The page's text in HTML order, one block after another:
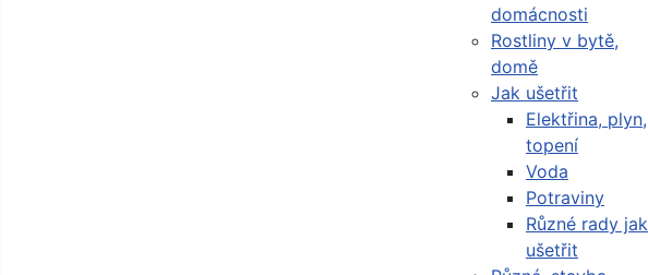
domácnosti
Rostliny v bytě,
domě
Jak ušetřit
Elektřina, plyn,
topení
Voda
Potraviny
Různé rady jak
ušetřit